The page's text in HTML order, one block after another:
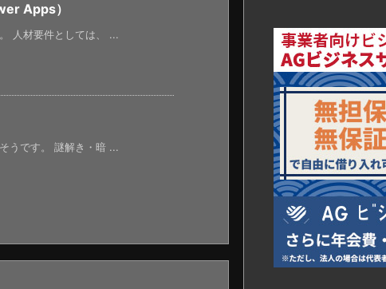
Apps）
人材要件としては、 ...
うです。 謎解き・暗 ...